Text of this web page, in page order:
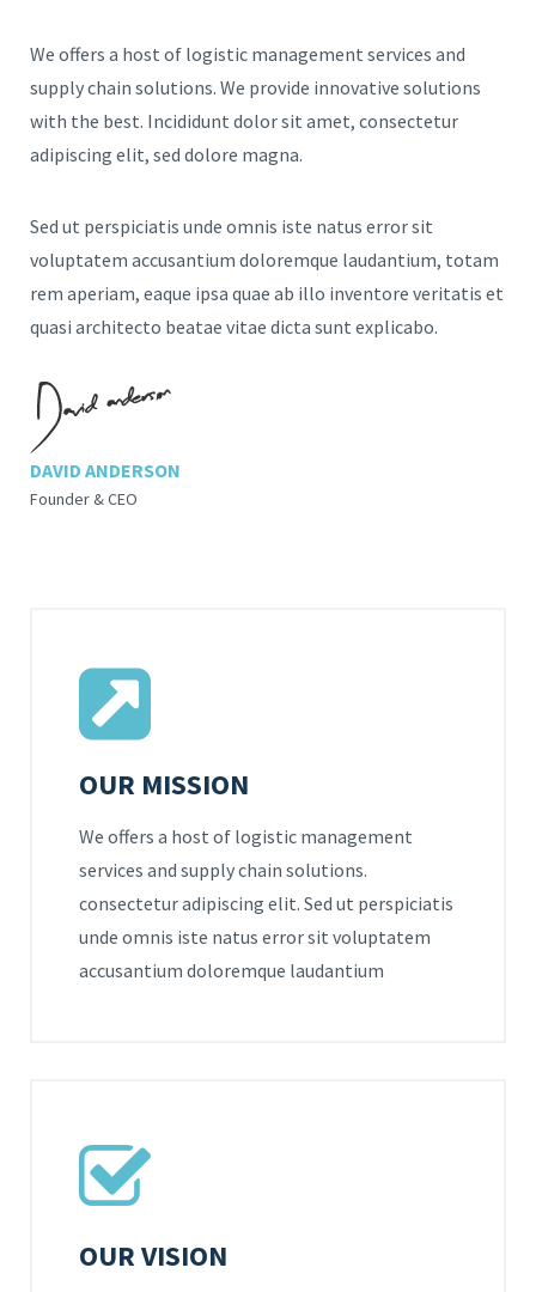
We offers a host of logistic management services and
supply chain solutions. We provide innovative solutions
with the best. Incididunt dolor sit amet, consectetur
adipiscing elit, sed dolore magna.
Sed ut perspiciatis unde omnis iste natus error sit
voluptatem accusantium doloremque laudantium, totam
rem aperiam, eaque ipsa quae ab illo inventore veritatis et
quasi architecto beatae vitae dicta sunt explicabo.
DAVID ANDERSON
Founder & CEO
OUR MISSION
We offers a host of logistic management
services and supply chain solutions.
consectetur adipiscing elit. Sed ut perspiciatis
unde omnis iste natus error sit voluptatem
accusantium doloremque laudantium
OUR VISION